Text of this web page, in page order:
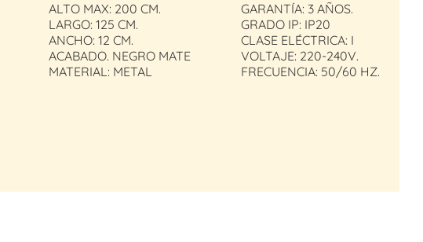
ALTO MAX: 200 CM.
LARGO: 125 CM.
ANCHO: 12 CM.
ACABADO. NEGRO MATE
MATERIAL: METAL
GARANTÍA: 3 AÑOS.
GRADO IP: IP20
CLASE ELÉCTRICA: I
VOLTAJE: 220-240V.
FRECUENCIA: 50/60 HZ.